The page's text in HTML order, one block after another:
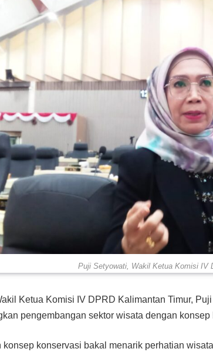
Puji Setyowati, Wakil Ketua Komisi IV
Ketua Komisi IV DPRD Kalimantan Timur,
pengembangan sektor wisata dengan
konsep konservasi bakal menarik perhatian